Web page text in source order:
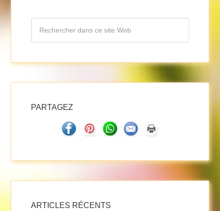
PARTAGEZ
ARTICLES RÉCENTS